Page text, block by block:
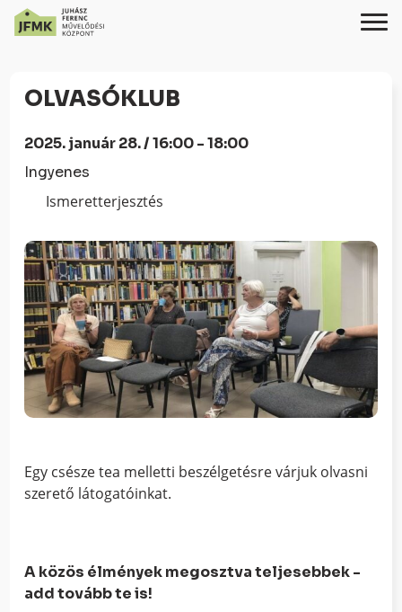
Content
navigációhozOLVASÓKLUB
2025. január 28. / 16:00 - 18:00
Ingyenes
Ismeretterjesztés
Egy csésze tea melletti beszélgetésre várjuk olvasni
szerető látogatóinkat.
A közös élmények megosztva teljesebbek -
add tovább te is!